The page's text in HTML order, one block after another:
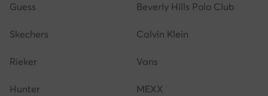
Guess Beverly Hills Polo Club
Skechers Calvin Klein
Rieker Vans
Hunter MEXX